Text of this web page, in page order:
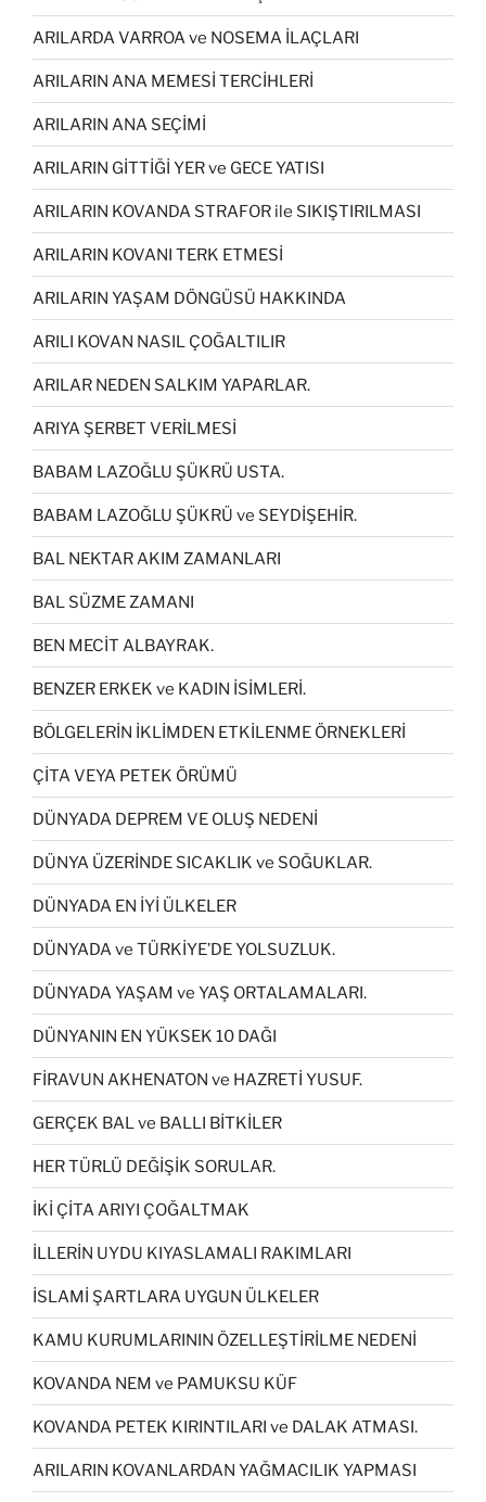
ARILARDA VARROA ve NOSEMA İLAÇLARI
ARILARIN ANA MEMESİ TERCİHLERİ
ARILARIN ANA SEÇİMİ
ARILARIN GİTTİĞİ YER ve GECE YATISI
ARILARIN KOVANDA STRAFOR ile SIKIŞTIRILMASI
ARILARIN KOVANI TERK ETMESİ
ARILARIN YAŞAM DÖNGÜSÜ HAKKINDA
ARILI KOVAN NASIL ÇOĞALTILIR
ARILAR NEDEN SALKIM YAPARLAR.
ARIYA ŞERBET VERİLMESİ
BABAM LAZOĞLU ŞÜKRÜ USTA.
BABAM LAZOĞLU ŞÜKRÜ ve SEYDİŞEHİR.
BAL NEKTAR AKIM ZAMANLARI
BAL SÜZME ZAMANI
BEN MECİT ALBAYRAK.
BENZER ERKEK ve KADIN İSİMLERİ.
BÖLGELERİN İKLİMDEN ETKİLENME ÖRNEKLERİ
ÇİTA VEYA PETEK ÖRÜMÜ
DÜNYADA DEPREM VE OLUŞ NEDENİ
DÜNYA ÜZERİNDE SICAKLIK ve SOĞUKLAR.
DÜNYADA EN İYİ ÜLKELER
DÜNYADA ve TÜRKİYE’DE YOLSUZLUK.
DÜNYADA YAŞAM ve YAŞ ORTALAMALARI.
DÜNYANIN EN YÜKSEK 10 DAĞI
FİRAVUN AKHENATON ve HAZRETİ YUSUF.
GERÇEK BAL ve BALLI BİTKİLER
HER TÜRLÜ DEĞİŞİK SORULAR.
İKİ ÇİTA ARIYI ÇOĞALTMAK
İLLERİN UYDU KIYASLAMALI RAKIMLARI
İSLAMİ ŞARTLARA UYGUN ÜLKELER
KAMU KURUMLARININ ÖZELLEŞTİRİLME NEDENİ
KOVANDA NEM ve PAMUKSU KÜF
KOVANDA PETEK KIRINTILARI ve DALAK ATMASI.
ARILARIN KOVANLARDAN YAĞMACILIK YAPMASI